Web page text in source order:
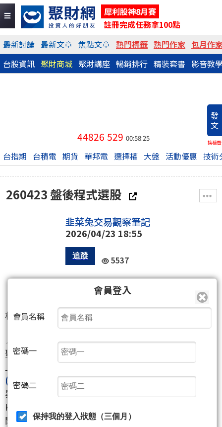
犀利股神8月賽
註冊完成任務拿100點
最新討論 最新文章 焦點文章 熱門標籤 熱門作家 包月作
台股資訊 聚財商城 聚財講座 暢銷排行 精裝套書 影音教
發
文
換稿費
44826 529 00:58:25
台指期 台積電 期貨 華邦電 選擇權 大盤 活動優惠 技術
260423 盤後程式選股
韭菜兔交易觀察筆記
2026/04/23 18:55
5537
0
相關個股：華夏(1305)
📌 多家外資買入
聖暉*(5536) , 矽格(6257)
, 新應材(4749), 世芯-KY(3661), 威盛
(2388),
昇陽半導體
(8028), 啟碁
KY
閎康(3587), 中美晶(5483), TPK-KY
會員登入
會員名稱
密碼一
密碼二
保持我的登入狀態（三個月）